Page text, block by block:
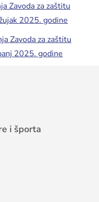
Zavoda za zaštitu
2025. godine
Zavoda za zaštitu
2025. godine
i športa